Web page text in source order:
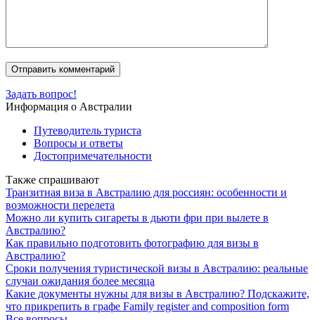
Задать вопрос!
Информация о Австралии
Путеводитель туриста
Вопросы и ответы
Достопримечательности
Также спрашивают
Транзитная виза в Австралию для россиян: особенности и
возможности перелета
Можно ли купить сигареты в дьюти фри при вылете в
Австралию?
Как правильно подготовить фотографию для визы в
Австралию?
Сроки получения туристической визы в Австралию: реальные
случаи ожидания более месяца
Какие документы нужны для визы в Австралию? Подскажите,
что прикрепить в графе Family register and composition form